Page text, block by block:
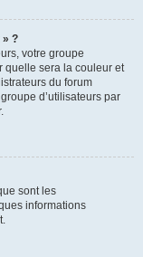
» ?
votre groupe
quelle sera la couleur et
du forum
d’utilisateurs par
sont les
informations